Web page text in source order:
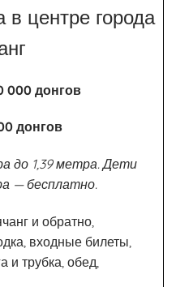
в центре города
000 донгов
донгов
до 1,39 метра. Дети
— бесплатно.
и обратно,
входные билеты,
и трубка, обед,